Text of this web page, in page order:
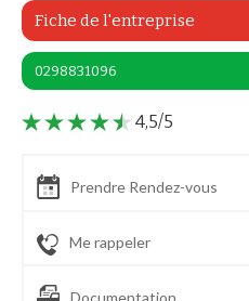
Fiche de l'entreprise
0298831096
4,5/5
Prendre Rendez-vous
Me rappeler
Documentation